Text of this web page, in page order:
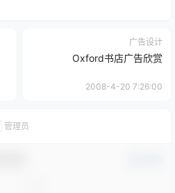
广告设计
Oxford书店广告欣赏
2008-4-20 7:26:00
管理员